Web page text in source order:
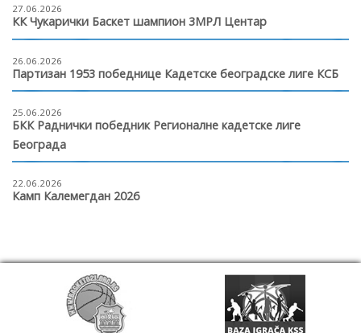
27.06.2026
КК Чукарички Баскет шампион 3МРЛ Центар
26.06.2026
Партизан 1953 победнице Кадетске београдске лиге КСБ
25.06.2026
БКК Раднички победник Регионалне кадетске лиге
Београда
22.06.2026
Камп Калемегдан 2026